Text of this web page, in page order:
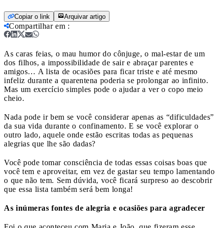
Copiar o link Arquivar artigo
Compartilhar em :
As caras feias, o mau humor do cônjuge, o mal-estar de um
dos filhos, a impossibilidade de sair e abraçar parentes e
amigos… A lista de ocasiões para ficar triste e até mesmo
infeliz durante a quarentena poderia se prolongar ao infinito.
Mas um exercício simples pode o ajudar a ver o copo meio
cheio.
Nada pode ir bem se você considerar apenas as “dificuldades”
da sua vida durante o confinamento. E se você explorar o
outro lado, aquele onde estão escritas todas as pequenas
alegrias que lhe são dadas?
Você pode tomar consciência de todas essas coisas boas que
você tem e aproveitar, em vez de gastar seu tempo lamentando
o que não tem. Sem dúvida, você ficará surpreso ao descobrir
que essa lista também será bem longa!
As inúmeras fontes de alegria e ocasiões para agradecer